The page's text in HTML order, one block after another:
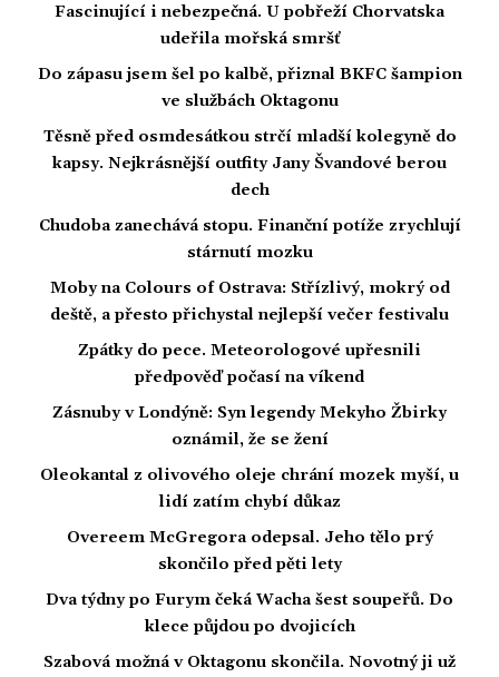
Fascinující i nebezpečná. U pobřeží Chorvatska
udeřila mořská smršť
Do zápasu jsem šel po kalbě, přiznal BKFC šampion
ve službách Oktagonu
Těsně před osmdesátkou strčí mladší kolegyně do
kapsy. Nejkrásnější outfity Jany Švandové berou
dech
Chudoba zanechává stopu. Finanční potíže zrychlují
stárnutí mozku
Moby na Colours of Ostrava: Střízlivý, mokrý od
deště, a přesto přichystal nejlepší večer festivalu
Zpátky do pece. Meteorologové upřesnili
předpověď počasí na víkend
Zásnuby v Londýně: Syn legendy Mekyho Žbirky
oznámil, že se žení
Oleokantal z olivového oleje chrání mozek myší, u
lidí zatím chybí důkaz
Overeem McGregora odepsal. Jeho tělo prý
skončilo před pěti lety
Dva týdny po Furym čeká Wacha šest soupeřů. Do
klece půjdou po dvojicích
Szabová možná v Oktagonu skončila. Novotný ji už